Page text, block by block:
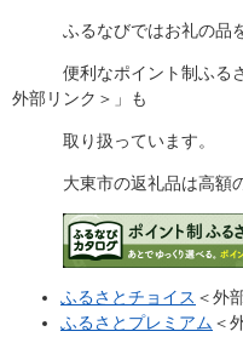
ふるなびではお礼の品を
便利なポイント制ふるさ
外部リンク＞ 」も
取り扱っています。
大東市の返礼品は高額の
ふるさとチョイス ＜外
ふるさとプレミアム ＜